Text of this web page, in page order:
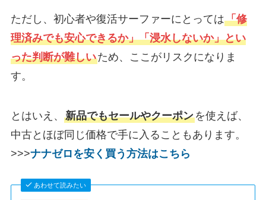
ただし、初心者や復活サーファーにとっては「修
理済みでも安心できるか」「浸水しないか」とい
った判断が難しいため、ここがリスクになりま
す。
とはいえ、 新品でもセールやクーポンを使えば、
中古とほぼ同じ価格で手に入ることもあります。
>>>ナナゼロを安く買う方法はこちら
あわせて読みたい